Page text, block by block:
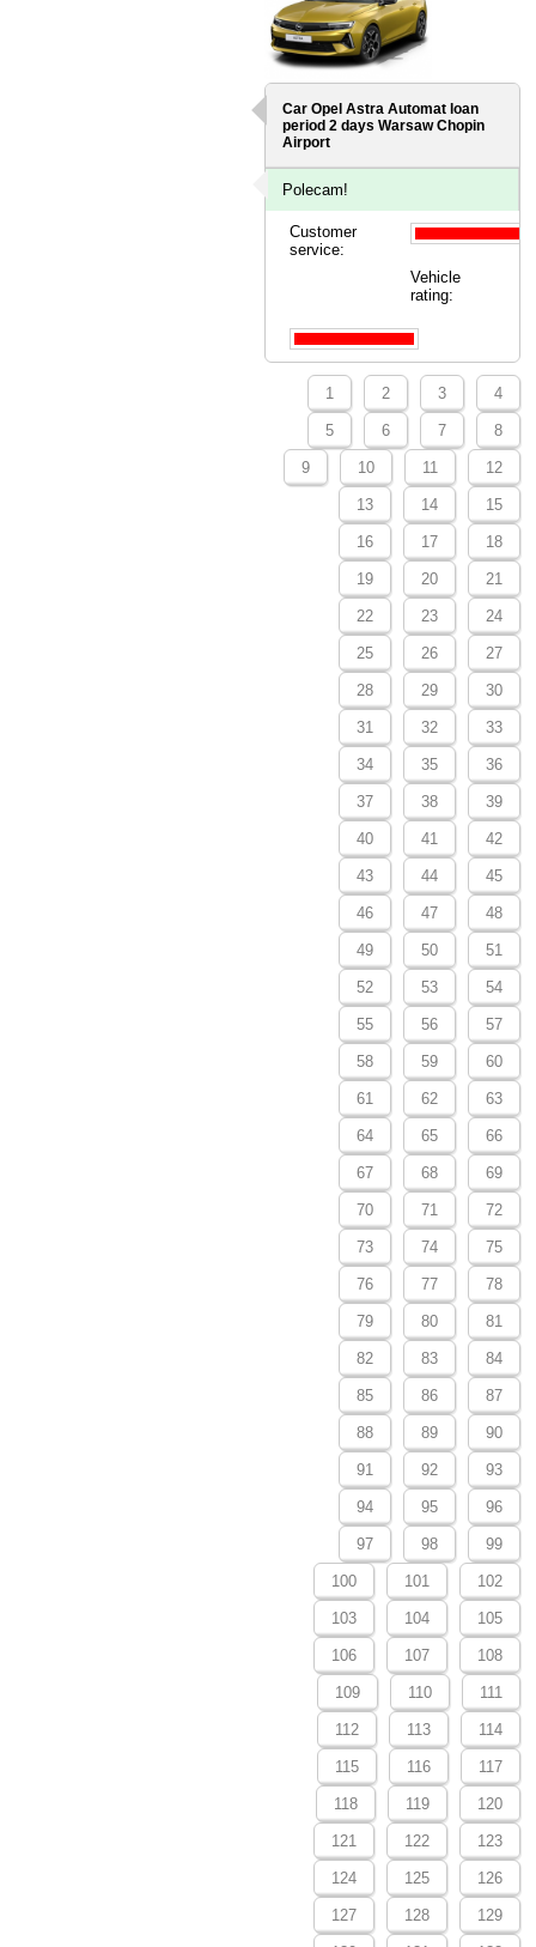
Car Opel Astra Automat loan
period 2 daysWarsaw Chopin
Airport
Polecam!
Customer
service:
Vehicle
rating:
1 2 3 4
5 6 7 8
9 10 11 12
13 14 15
16 17 18
19 20 21
22 23 24
25 26 27
28 29 30
31 32 33
34 35 36
37 38 39
40 41 42
43 44 45
46 47 48
49 50 51
52 53 54
55 56 57
58 59 60
61 62 63
64 65 66
67 68 69
70 71 72
73 74 75
76 77 78
79 80 81
82 83 84
85 86 87
88 89 90
91 92 93
94 95 96
97 98 99
100 101 102
103 104 105
106 107 108
109 110 111
112 113 114
115 116 117
118 119 120
121 122 123
124 125 126
127 128 129